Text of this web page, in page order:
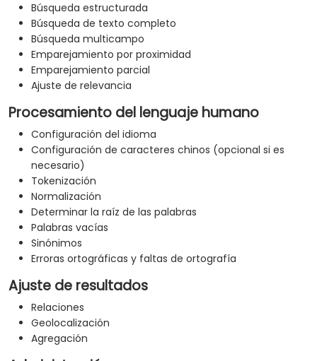
Búsqueda estructurada
Búsqueda de texto completo
Búsqueda multicampo
Emparejamiento por proximidad
Emparejamiento parcial
Ajuste de relevancia
Procesamiento del lenguaje humano
Configuración del idioma
Configuración de caracteres chinos (opcional si es
necesario)
Tokenización
Normalización
Determinar la raíz de las palabras
Palabras vacías
Sinónimos
Erroras ortográficas y faltas de ortografía
Ajuste de resultados
Relaciones
Geolocalización
Agregación